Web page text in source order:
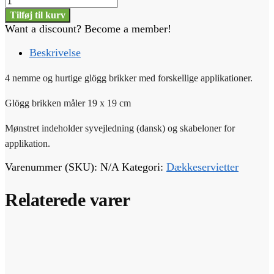
glögg
brikker
Tilføj til kurv
Want a discount? Become a member!
Beskrivelse
4 nemme og hurtige glögg brikker med forskellige applikationer.
Glögg brikken måler 19 x 19 cm
Mønstret indeholder syvejledning (dansk) og skabeloner for
applikation.
Varenummer (SKU): N/A Kategori: Dækkeservietter
Relaterede varer